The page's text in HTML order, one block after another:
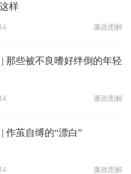
样
廉政图解
那些被不良嗜好绊倒的年轻
廉政图解
作茧自缚的“漂白”
廉政图解